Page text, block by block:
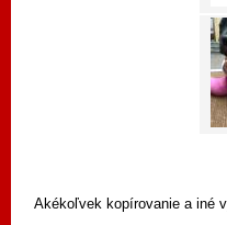
Akékoľvek kopírovanie a iné